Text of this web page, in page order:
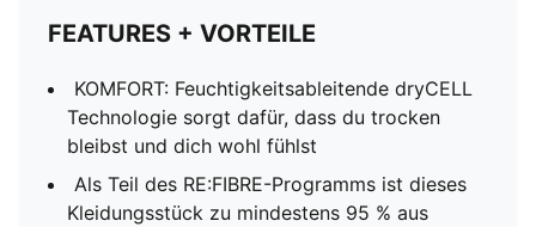
FEATURES + VORTEILE
KOMFORT: Feuchtigkeitsableitende dryCELL
Technologie sorgt dafür, dass du trocken
bleibst und dich wohl fühlst
Als Teil des RE:FIBRE-Programms ist dieses
Kleidungsstück zu mindestens 95 % aus